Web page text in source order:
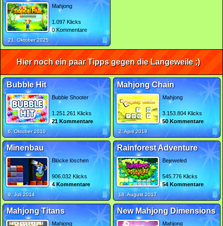
Mahjong
1.097 Klicks
0 Kommentare
21. Oktober 2025
Hier noch ein paar Tipps gegen die Langeweile ;)
Bubble Hit
Bubble Shooter
1.251.261 Klicks
21 Kommentare
6. Oktober 2010
Mahjong Chain
Mahjong
3.153.804 Klicks
50 Kommentare
2. April 2019
Minenbau
Blöcke löschen
906.032 Klicks
4 Kommentare
9. Juli 2014
Rainforest Adventure
Bejeweled
545.776 Klicks
54 Kommentare
18. August 2017
Mahjong Titans
Mahjong
New Mahjong Dimensions
Mahjong